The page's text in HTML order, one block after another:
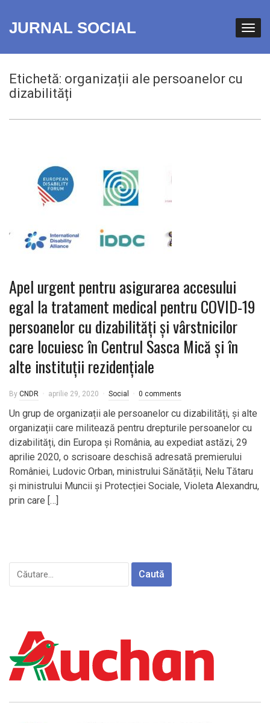
JURNAL SOCIAL
Etichetă: organizații ale persoanelor cu
dizabilități
Apel urgent pentru asigurarea accesului
egal la tratament medical pentru COVID-19
persoanelor cu dizabilități și vârstnicilor
care locuiesc în Centrul Sasca Mică și în
alte instituții rezidențiale
By CNDR aprilie 29, 2020 Social 0 comments
Un grup de organizații ale persoanelor cu dizabilități, și alte
organizații care militează pentru drepturile persoanelor cu
dizabilități, din Europa și România, au expediat astăzi, 29
aprilie 2020, o scrisoare deschisă adresată premierului
României, Ludovic Orban, ministrului Sănătății, Nelu Tătaru
și ministrului Muncii și Protecției Sociale, Violeta Alexandru,
prin care […]
Caută
după: